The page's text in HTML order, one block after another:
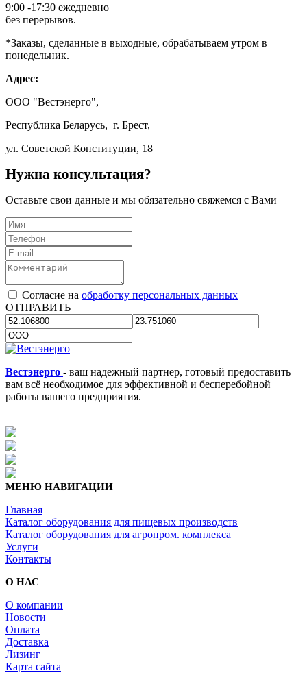
9:00 -17:30 ежедневно
без перерывов.
*Заказы, сделанные в выходные, обрабатываем утром в
понедельник.
Адрес:
ООО "Вестэнерго",
Республика Беларусь, г. Брест,
ул. Советской Конституции, 18
Нужна консультация?
Оставьте свои данные и мы обязательно свяжемся с Вами
Согласие на обработку персональных данных
ОТПРАВИТЬ
Вестэнерго - ваш надежный партнер, готовый предоставить
вам всё необходимое для эффективной и бесперебойной
работы вашего предприятия.
МЕНЮ НАВИГАЦИИ
Главная
Каталог оборудования для пищевых производств
Каталог оборудования для агропром. комплекса
Услуги
Контакты
О НАС
О компании
Новости
Оплата
Доставка
Лизинг
Карта сайта